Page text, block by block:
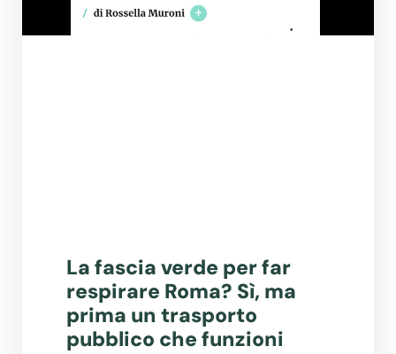
La fascia verde per far
respirare Roma? Sì, ma
prima un trasporto
pubblico che funzioni